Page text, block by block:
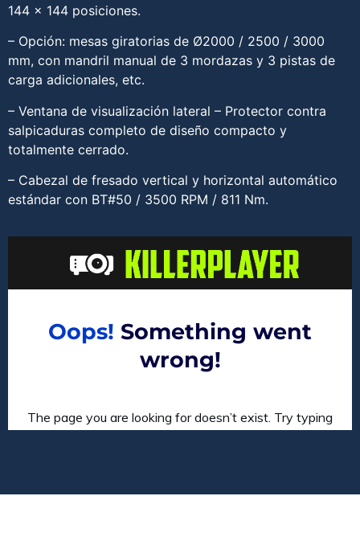
144 x 144 posiciones.
– Opción: mesas giratorias de Ø2000 / 2500 / 3000
mm, con mandril manual de 3 mordazas y 3 pistas de
carga adicionales, etc.
– Ventana de visualización lateral – Protector contra
salpicaduras completo de diseño compacto y
totalmente cerrado.
– Cabezal de fresado vertical y horizontal automático
estándar con BT#50 / 3500 RPM / 811 Nm.